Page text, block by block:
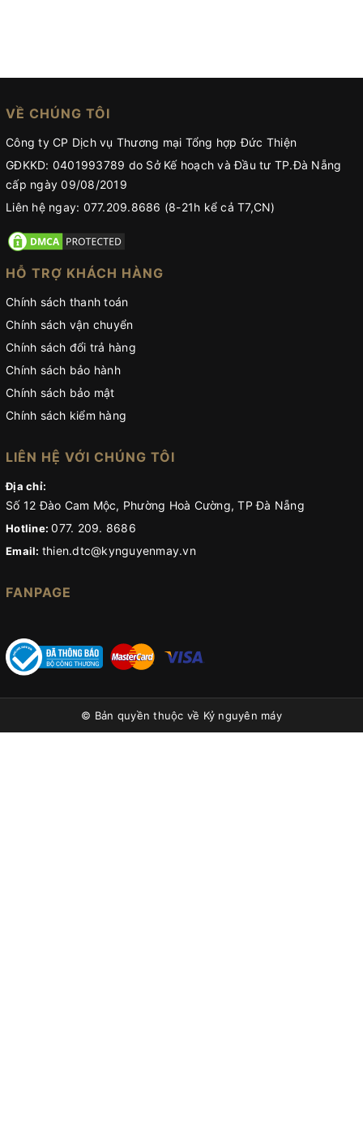
VỀ CHÚNG TÔI
Công ty CP Dịch vụ Thương mại Tổng hợp Đức Thiện
GĐKKD: 0401993789 do Sở Kế hoạch và Đầu tư TP.Đà Nẵng
cấp ngày 09/08/2019
Liên hệ ngay: 077.209.8686 (8-21h kể cả T7,CN)
HỖ TRỢ KHÁCH HÀNG
Chính sách thanh toán
Chính sách vận chuyển
Chính sách đổi trả hàng
Chính sách bảo hành
Chính sách bảo mật
Chính sách kiểm hàng
LIÊN HỆ VỚI CHÚNG TÔI
Địa chỉ:
Số 12 Đào Cam Mộc, Phường Hoà Cường, TP Đà Nẵng
Hotline:077. 209. 8686
Email: thien.dtc@kynguyenmay.vn
FANPAGE
© Bản quyền thuộc về Kỷ nguyên máy